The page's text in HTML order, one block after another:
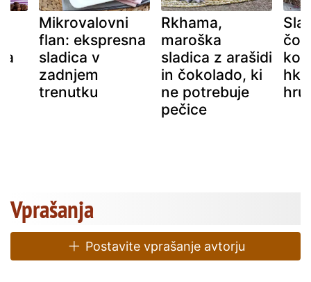
Mikrovalovni
flan: ekspresna
sladica v
zadnjem
trenutku
Rkhama,
maroška
sladica z arašidi
in čokolado, ki
ne potrebuje
pečice
Vprašanja
Postavite vprašanje avtorju